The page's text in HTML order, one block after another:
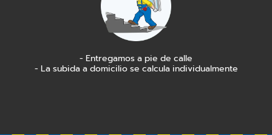
- Entregamos a pie de calle
- La subida a domicilio se calcula individualmente